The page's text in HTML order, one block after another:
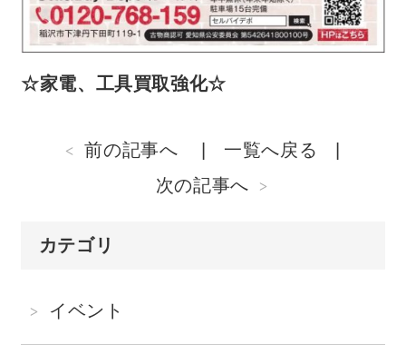
☆家電、工具買取強化☆
前の記事へ
一覧へ戻る
次の記事へ
カテゴリ
イベント